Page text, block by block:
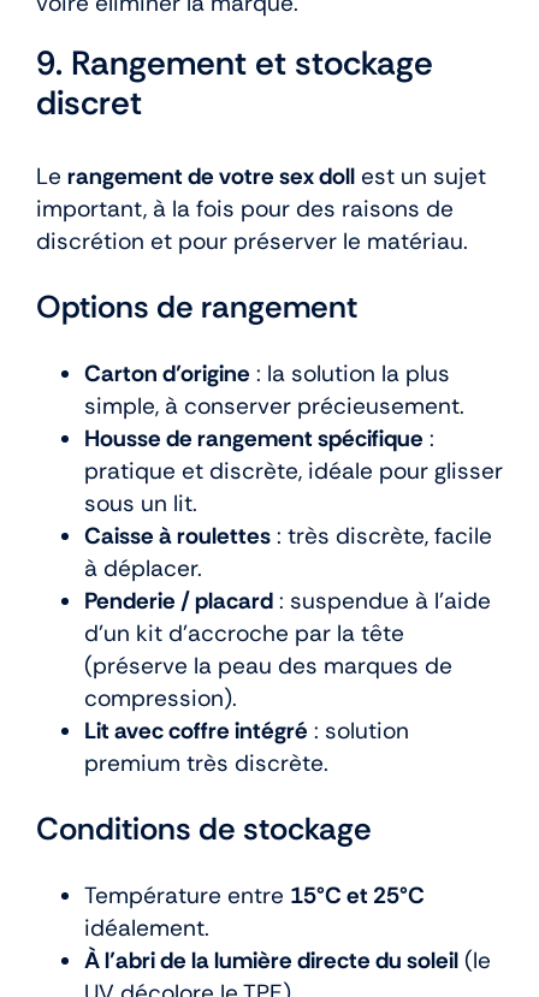
9. Rangement et stockage
discret
Le rangement de votre sex doll est un sujet
important, à la fois pour des raisons de
discrétion et pour préserver le matériau.
Options de rangement
Carton d’origine : la solution la plus
simple, à conserver précieusement.
Housse de rangement spécifique :
pratique et discrète, idéale pour glisser
sous un lit.
Caisse à roulettes : très discrète, facile
à déplacer.
Penderie / placard : suspendue à l’aide
d’un kit d’accroche par la tête
(préserve la peau des marques de
compression).
Lit avec coffre intégré : solution
premium très discrète.
Conditions de stockage
Température entre 15°C et 25°C
idéalement.
À l’abri de la lumière directe du soleil (le